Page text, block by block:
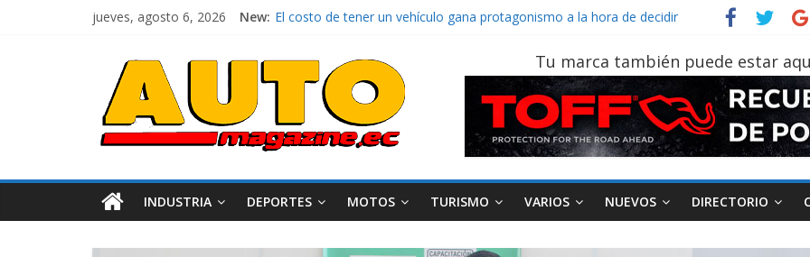
jueves, agosto 6, 2026 New: El costo de tener un vehículo gana protagonismo a la hora de decidir
¿Qué puede pasar con tu vehículo si permanece varios días sin usar?
La Vuelta al Ecuador 2026, edición 47ª, recorre 7 provincias en 8 días
La FEDAK recibe 12 Sinotruk Bolden para cubrir las rutas de La Vuelta
Tu marca también puede estar
INDUSTRIA DEPORTES MOTOS TURISMO VARIOS NUEVOS DIRECTORIO